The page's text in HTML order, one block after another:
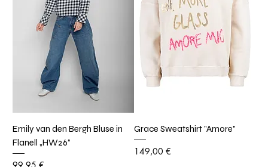
Emily van den Bergh Bluse in
Flanell „HW26“
Preis
Grace Sweatshirt "Amore"
Preis
149,00 €